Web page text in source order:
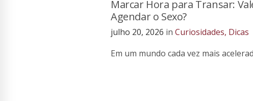
Marcar Hora para Transar:
Agendar o Sexo?
julho 20, 2026 in Curiosidades, Dicas
Em um mundo cada vez mais